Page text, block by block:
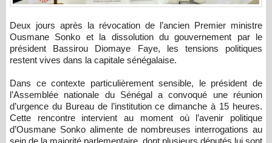
Deux jours après la révocation de l’ancien Premier ministre
Ousmane Sonko et la dissolution du gouvernement par le
président Bassirou Diomaye Faye, les tensions politiques
restent vives dans la capitale sénégalaise.
Dans ce contexte particulièrement sensible, le président de
l’Assemblée nationale du Sénégala convoqué une réunion
d’urgence du Bureau de l’institution ce dimanche à 15 heures.
Cette rencontre intervient au moment où l’avenir politique
d’Ousmane Sonko alimente de nombreuses interrogations au
sein de la majorité parlementaire, dont plusieurs députés lui sont